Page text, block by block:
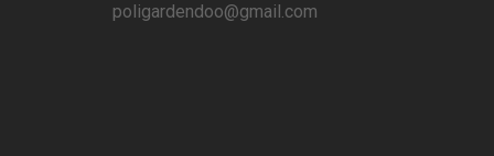
poligardendoo@gmail.com